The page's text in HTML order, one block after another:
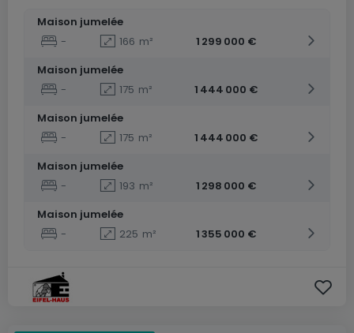
Maison jumelée
-
166 m²
1 299 000 €
Maison jumelée
-
175 m²
1 444 000 €
Maison jumelée
-
175 m²
1 444 000 €
Maison jumelée
-
193 m²
1 298 000 €
Maison jumelée
-
225 m² 1 355 000 €